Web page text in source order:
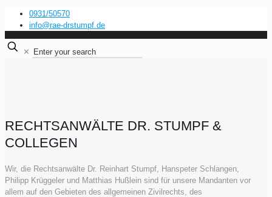
0931/50570
info@rae-drstumpf.de
✕
RECHTSANWÄLTE DR. STUMPF &
COLLEGEN
Wir, die Rechtsanwälte Dr. Reinhart Stumpf, Hanspeter Schlangen,
Philipp Krüggeler und Matthias Hußlein sind für unsere Mandanten vor
allem auf den Gebieten des allgemeinen Zivilrechts, des